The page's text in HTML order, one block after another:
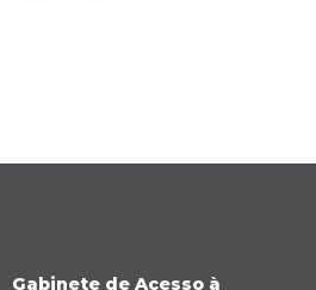
Gabinete de Acesso à